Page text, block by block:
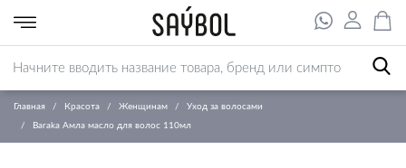
Главная Красота Женщинам Уход за волосами
Baraka Амла масло для волос 110мл